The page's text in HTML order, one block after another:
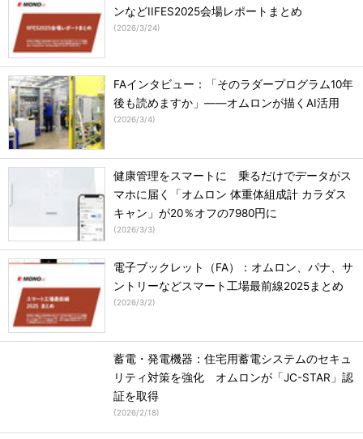
ンなどIIFES2025会場レポートまとめ
(2026/3/24)
FAインタビュー：「そのラダープログラム10年
後も読めますか」――オムロンが描くAI活用
(2026/3/4)
健康管理をスマートに 乗るだけでデータがス
マホに届く「オムロン 体重体組成計 カラダス
キャン」が20％オフの7980円に
(2026/3/3)
電子ブックレット（FA）：オムロン、パナ、サ
ントリーなどスマート工場最前線2025まとめ
(2026/3/2)
蓄電・発電機器：住宅用蓄電システムのセキュ
リティ対策を強化 オムロンが「JC-STAR」認
証を取得
(2026/2/18)